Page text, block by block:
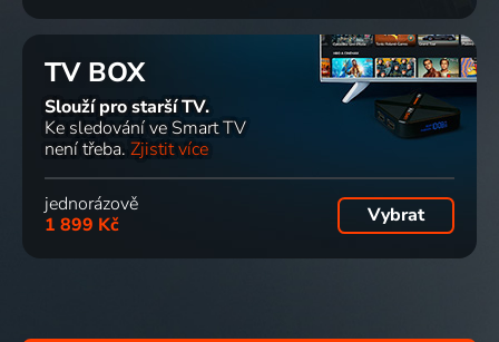
TV BOX
Slouží pro starší TV.
Ke sledování ve Smart TV
není třeba. Zjistit více
jednorázově
1 899 Kč
Vybrat